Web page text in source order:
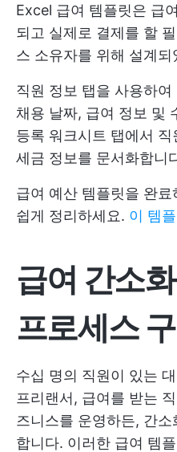
Excel 급여 템플릿은 급
되고 실제로 결제를 할
스 소유자를 위해 설계되
직원 정보 탭을 사용하
채용 날짜, 급여 정보 및
등록 워크시트 탭에서
세금 정보를 문서화합니
급여 예산 템플릿을 완
쉽게 정리하세요. 이 템
급여 간소
프로세스
수십 명의 직원이 있는
프리랜서, 급여를 받는
즈니스를 운영하든, 간
합니다. 이러한 급여 템